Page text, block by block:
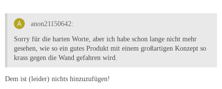
anon21150642:
Sorry für die harten Worte, aber ich habe schon lange nicht mehr
gesehen, wie so ein gutes Produkt mit einem großartigen Konzept so
krass gegen die Wand gefahren wird.
Dem ist (leider) nichts hinzuzufügen!